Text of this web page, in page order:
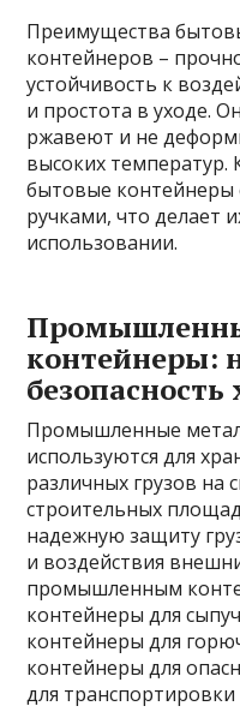
Преимущества
контейнеров –
устойчивость к
и простота в уходе.
ржавеют и не
высоких температур.
бытовые
ручками, что делает
использовании.
контейнеры:
безопасность
Промышленные
используются для
различных грузов на
строительных
надежную защиту
и воздействия
промышленным
контейнеры для
контейнеры для
контейнеры для
для транспортировки